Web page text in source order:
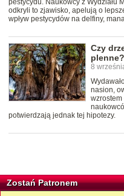
odkryli to zjawisko, apelują o
wpływ pestycydów na delfiny,
Czy
8
nasion,
potwierdzają jednak tej hipotezy.
Zostań Patronem